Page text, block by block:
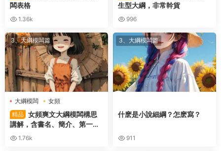
闆表格
1.36k
生型大綱，非常幹貨
996
3、大綱模闆篇
大綱模闆
女頻
精品 女頻爽文大綱模闆構思
講解，含書名、簡介、第一章
等教程
1.76k
3、大綱模闆篇
什麽是小說細綱？怎麽寫？
911